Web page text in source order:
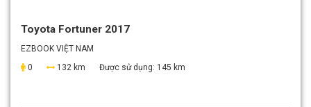
Toyota Fortuner 2017
EZBOOK VIỆT NAM
0
132 km Được sử dụng: 145 km